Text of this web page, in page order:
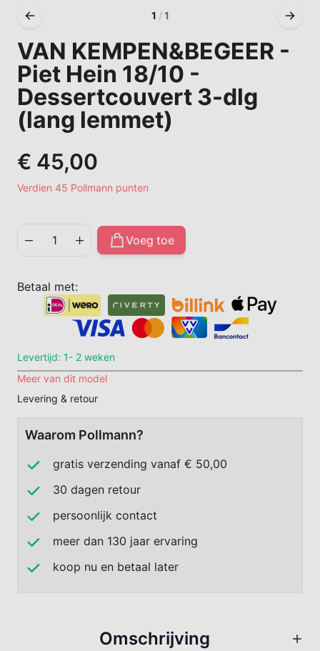
1 / 1
VAN KEMPEN&BEGEER -
Piet Hein 18/10 -
Dessertcouvert 3-dlg
(lang lemmet)
€ 45,00
Verdien 45 Pollmann punten
Voeg toe
Betaal met:
Levertijd: 1- 2 weken
Meer van dit model
Levering & retour
Waarom Pollmann?
gratis verzending vanaf € 50,00
30 dagen retour
persoonlijk contact
meer dan 130 jaar ervaring
koop nu en betaal later
Omschrijving